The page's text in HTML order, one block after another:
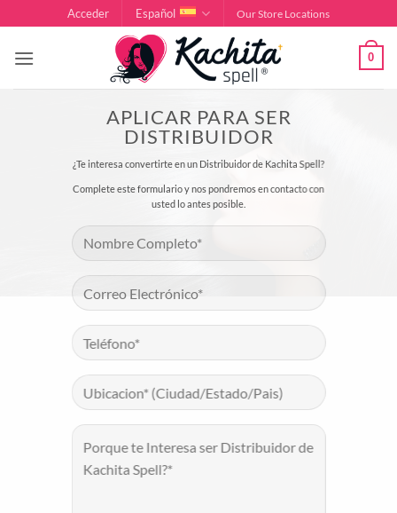
al
contenido
Acceder Español Our Store Locations
0
APLICAR PARA SER
DISTRIBUIDOR
¿Te interesa convertirte en un Distribuidor de Kachita Spell?
Complete este formulario y nos pondremos en contacto con
usted lo antes posible.